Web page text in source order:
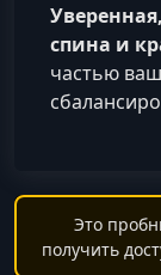
спина и
частью
Это
получить